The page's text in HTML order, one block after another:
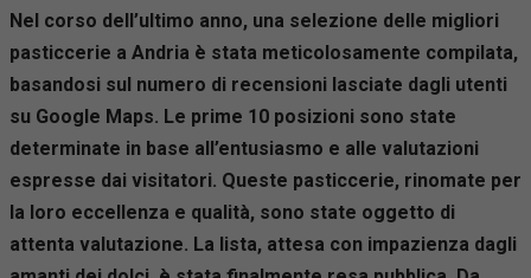
Nel corso dell’ultimo anno, una selezione delle migliori
pasticcerie a Andria è stata meticolosamente compilata,
basandosi sul numero di recensioni lasciate dagli utenti
su Google Maps. Le prime 10 posizioni sono state
determinate in base all’entusiasmo e alle valutazioni
espresse dai visitatori. Queste pasticcerie, rinomate per
la loro eccellenza e qualità, sono state oggetto di
attenta valutazione. La lista, attesa con impazienza dagli